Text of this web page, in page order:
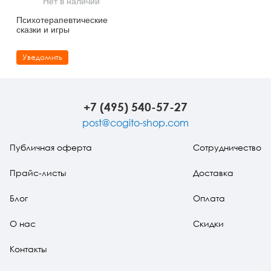
Сказкотерапия
Другие направления психотерапии
Психофизиология
Социальная психология
Учебная литература
Классический и юнгианский психоанализ
Психотерапевтические
сказки и игры
Уведомить
+7 (495) 540-57-27
post@cogito-shop.com
Публичная оферта
Прайс-листы
Блог
О нас
Контакты
Сотрудничество
Доставка
Оплата
Скидки